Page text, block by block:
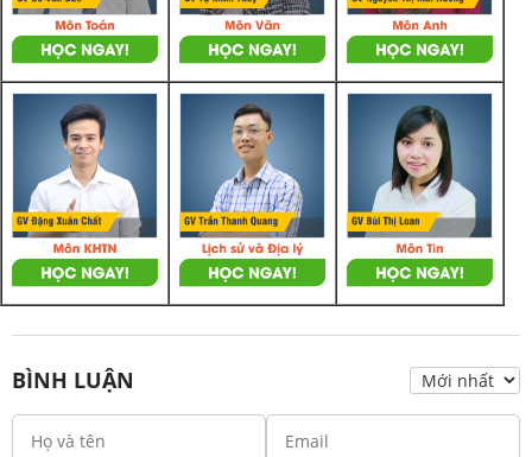
BÌNH LUẬN